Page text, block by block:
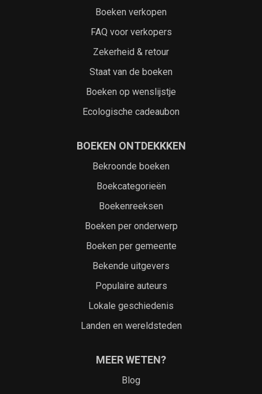
Boeken verkopen
FAQ voor verkopers
Zekerheid & retour
Staat van de boeken
Boeken op wenslijstje
Ecologische cadeaubon
BOEKEN ONTDEKKKEN
Bekroonde boeken
Boekcategorieën
Boekenreeksen
Boeken per onderwerp
Boeken per gemeente
Bekende uitgevers
Populaire auteurs
Lokale geschiedenis
Landen en wereldsteden
MEER WETEN?
Blog